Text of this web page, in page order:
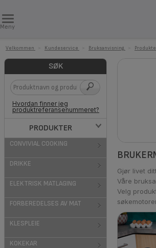
Meny
Velkommen Kundeservice Bruksanvisning
SØK
Hvordan finner jeg
produktreferansenummeret?
PRODUKTER
CONVIVIAL COOKING
DRIKKE
ELEKTRISK MATLAGING
FORBEREDELSES AV MAT
KLESPLEIE
KOKEKAR
Gjør livet
Våre
Velg